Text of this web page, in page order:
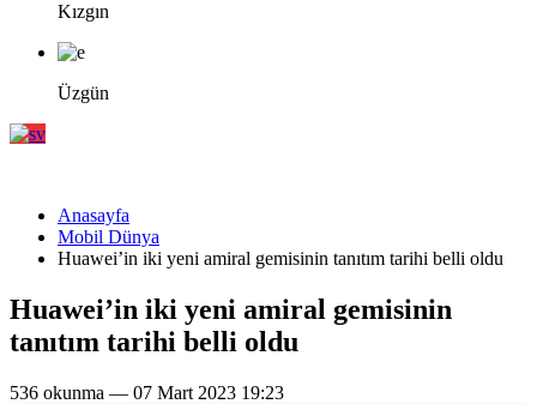
Kızgın
Üzgün
Anasayfa
Mobil Dünya
Huawei’in iki yeni amiral gemisinin tanıtım tarihi belli oldu
Huawei’in iki yeni amiral gemisinin
tanıtım tarihi belli oldu
536 okunma — 07 Mart 2023 19:23